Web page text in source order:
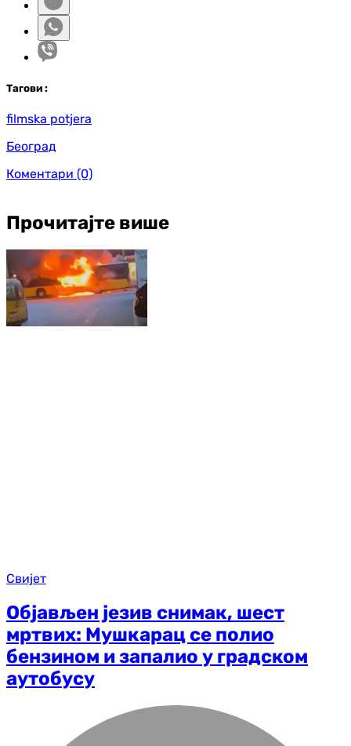
Тагови :
filmska potjera
Београд
Коментари (0)
Прочитајте више
Свијет
Објављен језив снимак, шест
мртвих: Мушкарац се полио
бензином и запалио у градском
аутобусу